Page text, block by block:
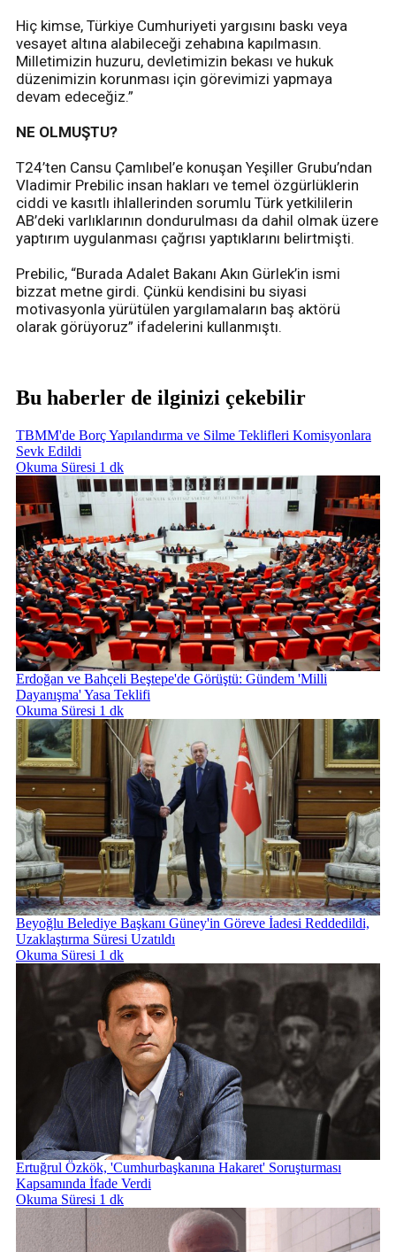
Hiç kimse, Türkiye Cumhuriyeti yargısını baskı veya
vesayet altına alabileceği zehabına kapılmasın.
Milletimizin huzuru, devletimizin bekası ve hukuk
düzenimizin korunması için görevimizi yapmaya
devam edeceğiz.”
NE OLMUŞTU?
T24’ten Cansu Çamlıbel’e konuşan Yeşiller Grubu’ndan
Vladimir Prebilic insan hakları ve temel özgürlüklerin
ciddi ve kasıtlı ihlallerinden sorumlu Türk yetkililerin
AB’deki varlıklarının dondurulması da dahil olmak üzere
yaptırım uygulanması çağrısı yaptıklarını belirtmişti.
Prebilic, “Burada Adalet Bakanı Akın Gürlek’in ismi
bizzat metne girdi. Çünkü kendisini bu siyasi
motivasyonla yürütülen yargılamaların baş aktörü
olarak görüyoruz” ifadelerini kullanmıştı.
Bu haberler de ilginizi çekebilir
TBMM'de Borç Yapılandırma ve Silme Teklifleri Komisyonlara
Sevk Edildi
Okuma Süresi 1 dk
Erdoğan ve Bahçeli Beştepe'de Görüştü: Gündem 'Milli
Dayanışma' Yasa Teklifi
Okuma Süresi 1 dk
Beyoğlu Belediye Başkanı Güney'in Göreve İadesi Reddedildi,
Uzaklaştırma Süresi Uzatıldı
Okuma Süresi 1 dk
Ertuğrul Özkök, 'Cumhurbaşkanına Hakaret' Soruşturması
Kapsamında İfade Verdi
Okuma Süresi 1 dk